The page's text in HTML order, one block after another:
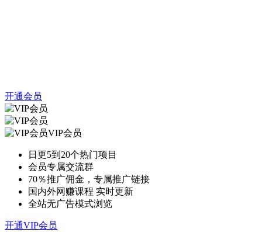
开通会员
VIP会员
日更5到20个热门项目
会员专属交流群
70％推广佣金，专属推广链接
国内外网赚课程 实时更新
全站无广告模式浏览
开通VIP会员